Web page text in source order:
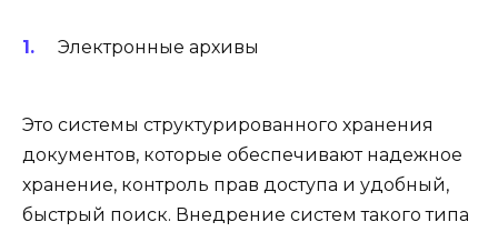
Электронные архивы
Это системы структурированного хранения
документов, которые обеспечивают надежное
хранение, контроль прав доступа и удобный,
быстрый поиск. Внедрение систем такого типа